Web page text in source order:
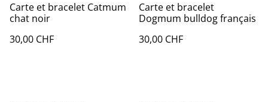
Carte et bracelet Catmum
chat noir
30,00 CHF
Carte et bracelet
Dogmum bulldog français
30,00 CHF